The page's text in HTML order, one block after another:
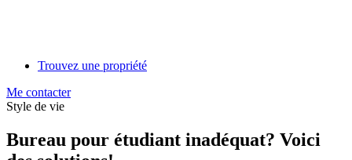
Trouvez une propriété
Me contacter
Style de vie
Bureau pour étudiant inadéquat? Voici